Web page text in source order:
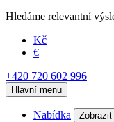
Hledáme relevantní
Kč
€
+420 720 602 996
Hlavní menu
Nabídka